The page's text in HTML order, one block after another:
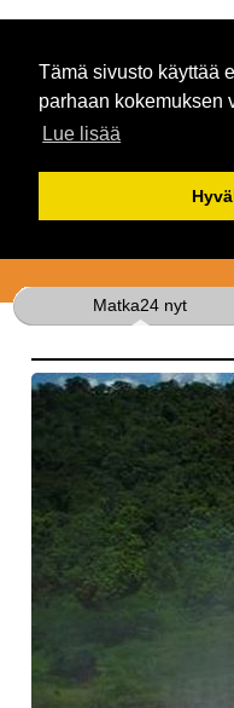
Tämä sivusto käyttää
parhaan kokemuksen
Lue lisää
Matka24 nyt